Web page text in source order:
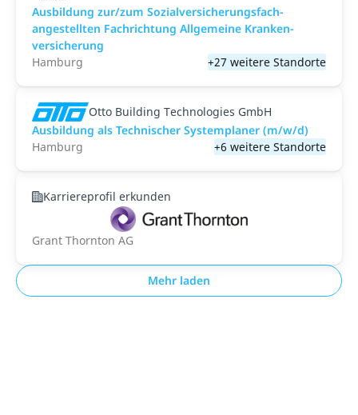
Aus­bild­ung zur/zum Sozial­versicher­ungs­fach­
angestellten­ Fach­richtung All­gemeine Kranken­
versicher­ung
Hamburg
+27 weitere Standorte
Otto Building Technologies GmbH
Ausbildung als Technischer Systemplaner (m/w/d)
Hamburg
+6 weitere Standorte
Karriereprofil erkunden
Grant Thornton AG
Mehr laden